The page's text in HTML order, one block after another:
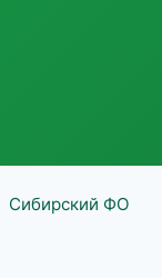
Сибирский ФО